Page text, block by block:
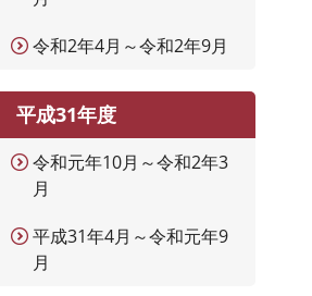
令和2年4月～令和2年9月
平成31年度
令和元年10月～令和2年3
月
平成31年4月～令和元年9
月